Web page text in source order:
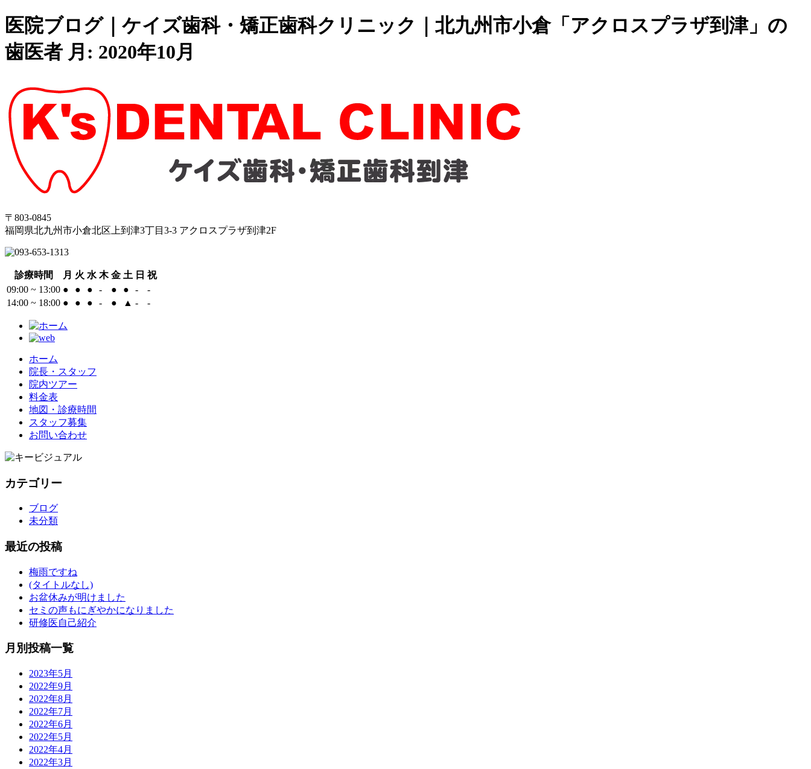
医院ブログ｜ケイズ歯科・矯正歯科クリニック｜北九州市小倉「アクロスプラザ到津」の
歯医者 月: 2020年10月
〒803-0845
福岡県北九州市小倉北区上到津3丁目3-3 アクロスプラザ到津2F
診療時間 月 火 水 木 金 土 日 祝
09:00 ~ 13:00 ● ● ● - ● ● -
-
14:00 ~ 18:00 ● ● ● - ● ▲ - -
ホーム
院長・スタッフ
院内ツアー
料金表
地図・診療時間
スタッフ募集
お問い合わせ
カテゴリー
ブログ
未分類
最近の投稿
梅雨ですね
(タイトルなし)
お盆休みが明けました
セミの声もにぎやかになりました
研修医自己紹介
月別投稿一覧
2023年5月
2022年9月
2022年8月
2022年7月
2022年6月
2022年5月
2022年4月
2022年3月